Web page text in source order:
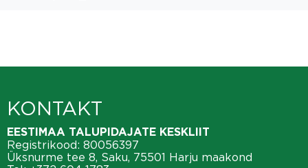
KONTAKT
EESTIMAA TALUPIDAJATE KESKLIIT
Registrikood: 80056397
Üksnurme tee 8, Saku, 75501 Harju maakond